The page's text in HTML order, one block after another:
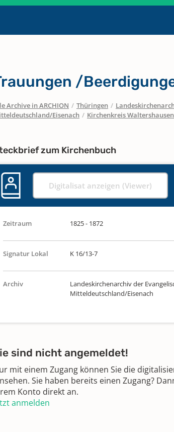
/
Archive in ARCHION / Thüringen /
Eisenach / Kirchenkreis
zum Kirchenbuch
Digitalisat anzeigen (Viewer)
Zeitraum 1825 - 1872
Signatur Lokal K 16/13-7
Archiv
Landeskirchenarchiv der
Mitteldeutschland/Eisenach
sind nicht angemeldet!
mit einem Zugang können Sie die
Sie haben bereits einen Zugang?
Konto direkt an.
anmelden